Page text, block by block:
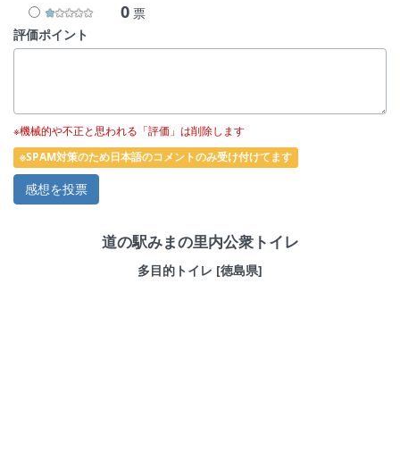
0 票
評価ポイント
※機械的や不正と思われる「評価」は削除します
※SPAM対策のため日本語のコメントのみ受け付けてます
道の駅みまの里内公衆トイレ
多目的トイレ [徳島県]